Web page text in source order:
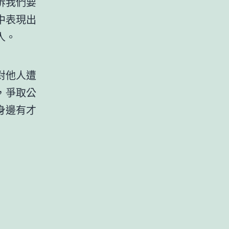
表現出
他人遭
爭取公
邊有才